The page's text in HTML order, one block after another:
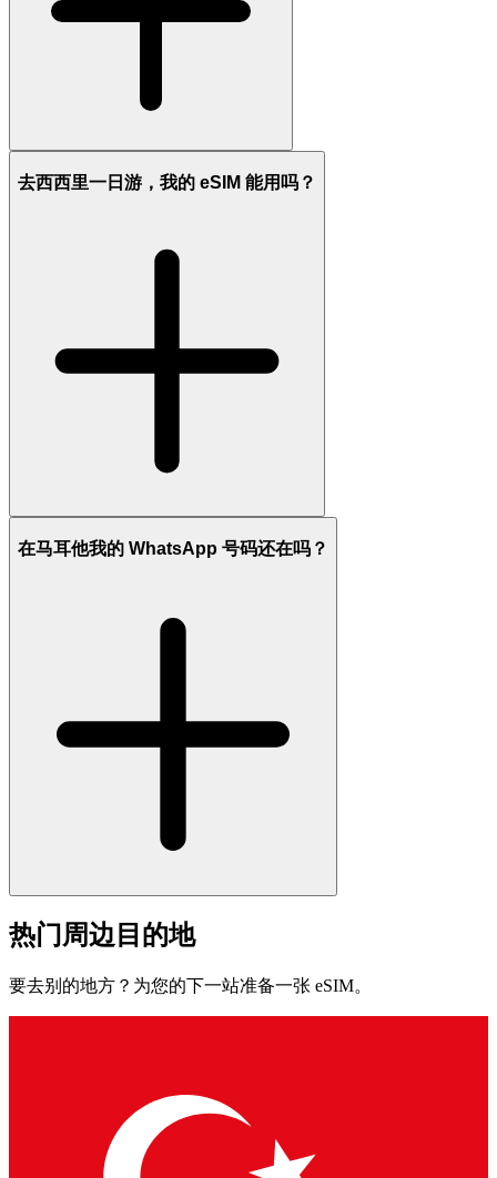
去西西里一日游，我的 eSIM 能用吗？
在马耳他我的 WhatsApp 号码还在吗？
热门周边目的地
要去别的地方？为您的下一站准备一张 eSIM。